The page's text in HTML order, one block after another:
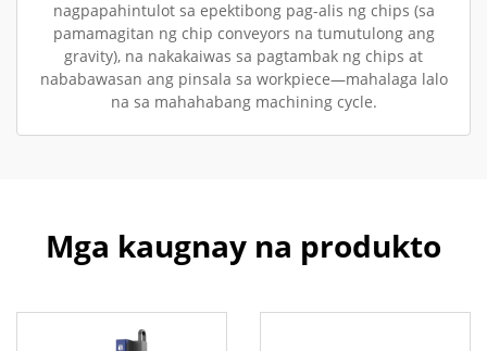
nagpapahintulot sa epektibong pag-alis ng chips (sa
pamamagitan ng chip conveyors na tumutulong ang
gravity), na nakakaiwas sa pagtambak ng chips at
nababawasan ang pinsala sa workpiece—mahalaga lalo
na sa mahahabang machining cycle.
Mga kaugnay na produkto